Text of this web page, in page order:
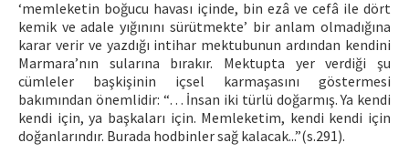
‘memleketin boğucu havası içinde, bin ezâ ve cefâ ile dört
kemik ve adale yığınını sürütmekte’ bir anlam olmadığına
karar verir ve yazdığı intihar mektubunun ardından kendini
Marmara’nın sularına bırakır. Mektupta yer verdiği şu
cümleler başkişinin içsel karmaşasını göstermesi
bakımından önemlidir: “… İnsan iki türlü doğarmış. Ya kendi
kendi için, ya başkaları için. Memleketim, kendi kendi için
doğanlarındır. Burada hodbinler sağ kalacak...”(s.291).